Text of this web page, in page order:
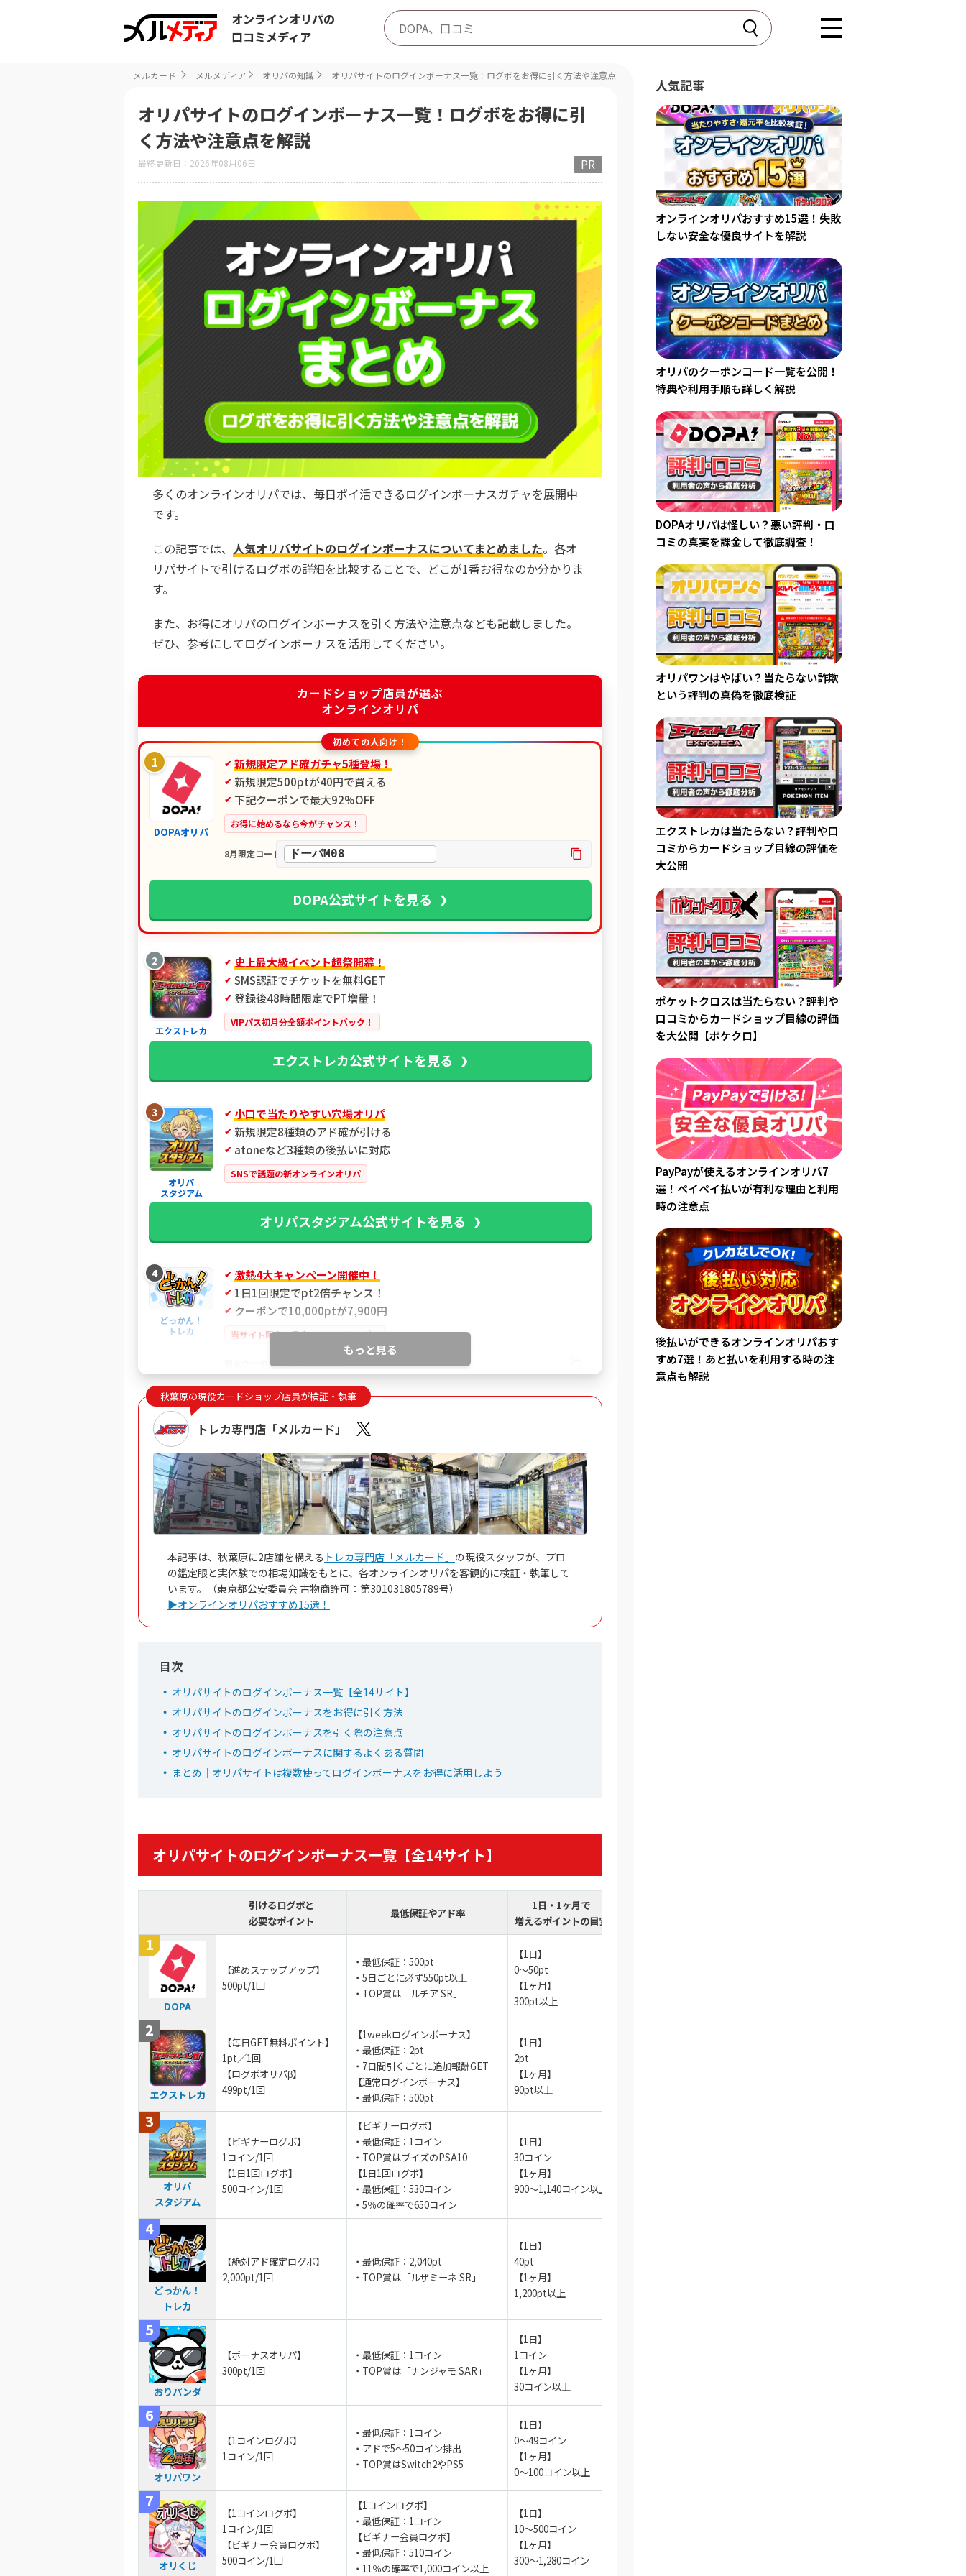
オンラインオリパの
口コミメディア
メルカード メルメディア オリパの知識 オリパサイトのログインボーナス一覧！ログボをお得に引く方法や注意点を解説
オリパサイトのログインボーナス一覧！ログボをお得に引
く方法や注意点を解説
最終更新日：2026年08月06日 PR
多くのオンラインオリパでは、毎日ポイ活できるログインボーナスガチャを展開中
です。
この記事では、 人気オリパサイトのログインボーナスについてまとめました。各オ
リパサイトで引けるログボの詳細を比較することで、どこが1番お得なのか分かりま
す。
また、お得にオリパのログインボーナスを引く方法や注意点なども記載しました。
ぜひ、参考にしてログインボーナスを活用してください。
カードショップ店員が選ぶ
オンラインオリパ
初めての人向け！
1
DOPAオリパ
新規限定アド確ガチャ5種登場！
新規限定500ptが40円で買える
下記クーポンで最大92%OFF
お得に始めるなら今がチャンス！
8月限定コード ドーパM08
DOPA公式サイトを見る
2
エクストレカ
史上最大級イベント超祭開幕！
SMS認証でチケットを無料GET
登録後48時間限定でPT増量！
VIPパス初月分全額ポイントバック！
エクストレカ公式サイトを見る
3
オリパ
スタジアム
小口で当たりやすい穴場オリパ
新規限定8種類のアド確が引ける
atoneなど3種類の後払いに対応
SNSで話題の新オンラインオリパ
オリパスタジアム公式サイトを見る
4
どっかん！
トレカ
激熱4大キャンペーン開催中！
1日1回限定でpt2倍チャンス！
クーポンで10,000ptが7,900円
当サイト限定！最大21%OFFクーポン
限定クーポン IYGANSSF
どっかん！トレカ公式サイトを見る
おりパンダ
新規限定アド確ガチャが6種類！
新規アド確で4,554coin以上獲得
ログボで無料ガチャが引ける
公式LINE連携で初回最大90％OFF！
おりパンダ公式サイトを見る
2周年大感謝祭イベント開催中！
初回限定LINEクーポン配布中！
オリパワン公式サイトを見る
毎日無料ガチャが引ける
還元率115％超えのオリパが毎日登場！
オリくじ公式サイトを見る
8
TORAオリパ
新規登録限定で最大90％OFF
新規限定5種類のアド確が引ける
TORAオリパ公式サイトを見る
もっと見る
秋葉原の現役カードショップ店員が検証・執筆
トレカ専門店「メルカード」
本記事は、秋葉原に2店舗を構える トレカ専門店「メルカード」 の現役スタッフが、プロ
の鑑定眼と実体験での相場知識をもとに、各オンラインオリパを客観的に検証・執筆して
います。（東京都公安委員会 古物商許可：第301031805789号）
▶オンラインオリパおすすめ15選！
オリパサイトのログインボーナス一覧【全14サイト】
オリパサイトのログインボーナスをお得に引く方法
オリパサイトのログインボーナスを引く際の注意点
オリパサイトのログインボーナスに関するよくある質問
まとめ｜オリパサイトは複数使ってログインボーナスをお得に活用しよう
オリパサイトのログインボーナス一覧【全14サイト】
引けるログボと
必要なポイント
最低保証やアド率
1日・1ヶ月で
増えるポイントの目安
DOPA
【進めステップアップ】
500pt/1回
・最低保証：500pt
・5日ごとに必ず550pt以上
・TOP賞は「ルチア SR」
【1日】
0～50pt
【1ヶ月】
300pt以上
エクストレカ
【毎日GET無料ポイント】
1pt／1回
【ログボオリパβ】
499pt/1回
【1weekログインボーナス】
・最低保証：2pt
・7日間引くごとに追加報酬GET
【通常ログインボーナス】
・最低保証：500pt
【1日】
2pt
【1ヶ月】
90pt以上
オリパ
スタジアム
【ビギナーログボ】
1コイン/1回
【1日1回ログボ】
500コイン/1回
【ビギナーログボ】
・最低保証：1コイン
・TOP賞はブイズのPSA10
【1日1回ログボ】
・最低保証：530コイン
・5％の確率で650コイン
【1日】
30コイン
【1ヶ月】
900～1,140コイン以上
どっかん！
トレカ
【絶対アド確定ログボ】
2,000pt/1回
・最低保証：2,040pt
・TOP賞は「ルザミーネ SR」
【1日】
40pt
【1ヶ月】
1,200pt以上
おりパンダ
【ボーナスオリパ】
300pt/1回
・最低保証：1コイン
・TOP賞は「ナンジャモ SAR」
【1日】
1コイン
【1ヶ月】
30コイン以上
オリパワン
【1コインログボ】
1コイン/1回
・最低保証：1コイン
・アドで5～50コイン排出
・TOP賞はSwitch2やPS5
【1日】
0～49コイン
【1ヶ月】
0～100コイン以上
オリくじ
【1コインログボ】
1コイン/1回
【ビギナー会員ログボ】
500コイン/1回
【1コインログボ】
・最低保証：1コイン
【ビギナー会員ログボ】
・最低保証：510コイン
・11％の確率で1,000コイン以上
【1日】
10～500コイン
【1ヶ月】
300～1,280コイン
人気記事
オンラインオリパおすすめ15選！失敗
しない安全な優良サイトを解説
オリパのクーポンコード一覧を公開！
特典や利用手順も詳しく解説
DOPAオリパは怪しい？悪い評判・口
コミの真実を課金して徹底調査！
オリパワンはやばい？当たらない詐欺
という評判の真偽を徹底検証
エクストレカは当たらない？評判や口
コミからカードショップ目線の評価を
大公開
ポケットクロスは当たらない？評判や
口コミからカードショップ目線の評価
を大公開【ポケクロ】
PayPayが使えるオンラインオリパ7
選！ペイペイ払いが有利な理由と利用
時の注意点
後払いができるオンラインオリパおす
すめ7選！あと払いを利用する時の注
意点も解説